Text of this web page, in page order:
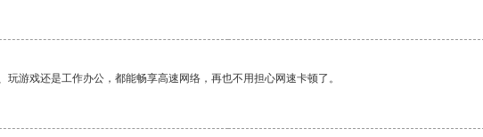
游戏还是工作办公，都能畅享高速网络，再也不用担心网速卡顿了。